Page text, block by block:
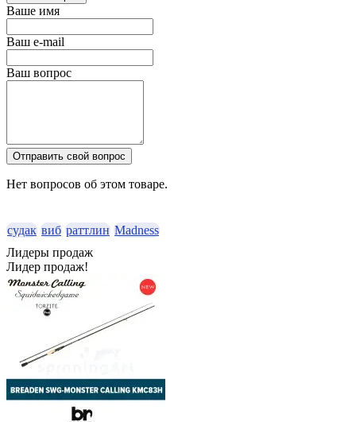
Ваше имя
Ваш e-mail
Ваш вопрос
Отправить свой вопрос
Нет вопросов об этом товаре.
судак виб раттлин Madness
Лидеры продаж
Лидер продаж!